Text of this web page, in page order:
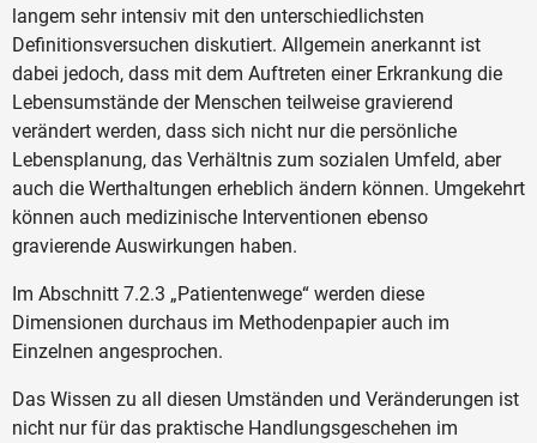
langem sehr intensiv mit den unterschiedlichsten
Definitionsversuchen diskutiert. Allgemein anerkannt ist
dabei jedoch, dass mit dem Auftreten einer Erkrankung die
Lebensumstände der Menschen teilweise gravierend
verändert werden, dass sich nicht nur die persönliche
Lebensplanung, das Verhältnis zum sozialen Umfeld, aber
auch die Werthaltungen erheblich ändern können. Umgekehrt
können auch medizinische Interventionen ebenso
gravierende Auswirkungen haben.
Im Abschnitt 7.2.3 „Patientenwege“ werden diese
Dimensionen durchaus im Methodenpapier auch im
Einzelnen angesprochen.
Das Wissen zu all diesen Umständen und Veränderungen ist
nicht nur für das praktische Handlungsgeschehen im